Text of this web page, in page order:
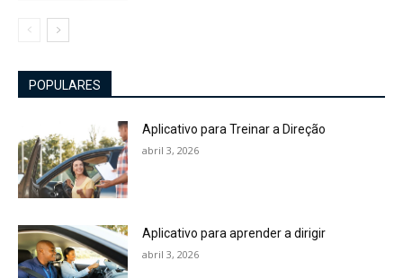
POPULARES
Aplicativo para Treinar a Direção
abril 3, 2026
Aplicativo para aprender a dirigir
abril 3, 2026